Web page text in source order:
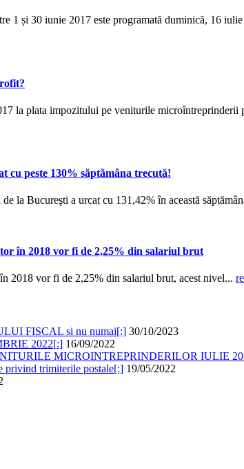
1 și 30 iunie 2017 este programată duminică, 16
la plata impozitului pe veniturile microîntreprinderii
cu peste 130% săptămâna trecută!
la Bucureşti a urcat cu 131,42% în această
în 2018 vor fi de 2,25% din salariul brut
2018 vor fi de 2,25% din salariul brut, acest nivel...
FISCAL si nu numai[:] 30/10/2023
2022[:] 16/09/2022
MICROINTREPRINDERILOR IULIE
privind trimiterile postale[:] 19/05/2022